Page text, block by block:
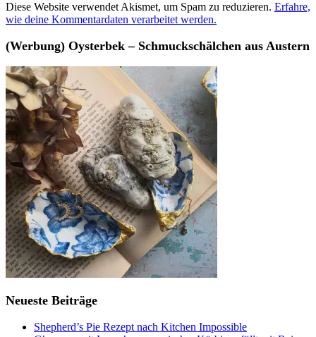
Diese Website verwendet Akismet, um Spam zu reduzieren. Erfahre,
wie deine Kommentardaten verarbeitet werden.
(Werbung) Oysterbek – Schmuckschälchen aus Austern
Neueste Beiträge
Shepherd’s Pie Rezept nach Kitchen Impossible